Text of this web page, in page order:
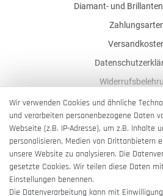
Diamant- und
AGB
Impressum
Wir verwenden Cookies und ähnliche
und verarbeiten personenbezogene Daten
Webseite (z.B. IP-Adresse), um z.B. Inhalte
personalisieren, Medien von Drittanbietern
unsere Website zu analysieren. Die
gesetzte Cookies. Wir teilen diese Daten
Einstellungen benennen.
Die Datenverarbeitung kann mit